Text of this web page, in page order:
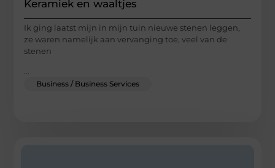
Keramiek en waaltjes
Ik ging laatst mijn in mijn tuin nieuwe stenen leggen,
ze waren namelijk aan vervanging toe, veel van de
stenen
...
Business / Business Services